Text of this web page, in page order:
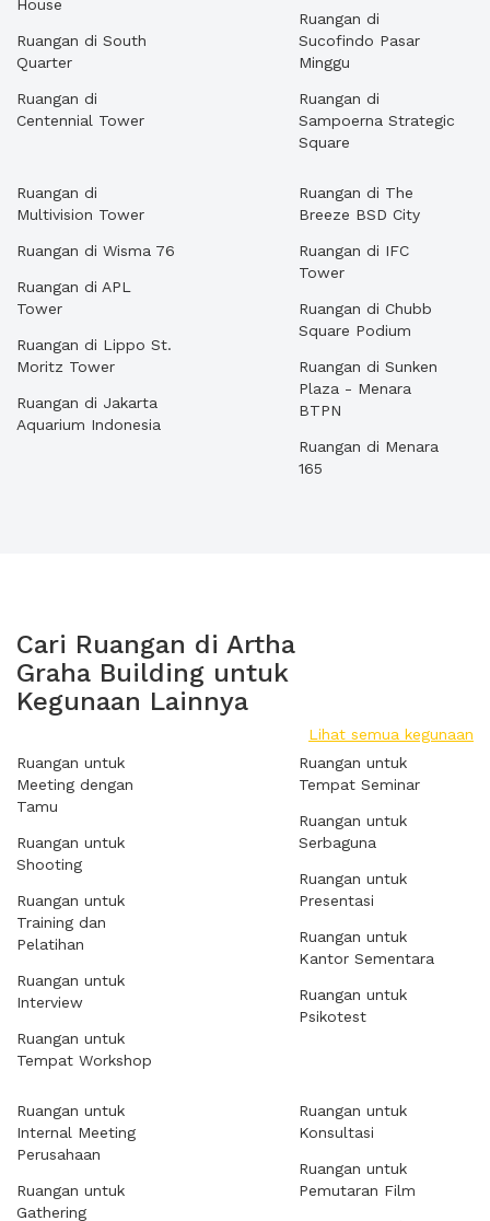
House
Ruangan di South
Quarter
Ruangan di
Centennial Tower
Ruangan di
Sucofindo Pasar
Minggu
Ruangan di
Sampoerna Strategic
Square
Ruangan di
Multivision Tower
Ruangan di Wisma 76
Ruangan di APL
Tower
Ruangan di Lippo St.
Moritz Tower
Ruangan di Jakarta
Aquarium Indonesia
Ruangan di The
Breeze BSD City
Ruangan di IFC
Tower
Ruangan di Chubb
Square Podium
Ruangan di Sunken
Plaza - Menara
BTPN
Ruangan di Menara
165
Cari Ruangan di Artha
Graha Building untuk
Kegunaan Lainnya
Lihat semua kegunaan
Ruangan untuk
Meeting dengan
Tamu
Ruangan untuk
Shooting
Ruangan untuk
Training dan
Pelatihan
Ruangan untuk
Interview
Ruangan untuk
Tempat Workshop
Ruangan untuk
Tempat Seminar
Ruangan untuk
Serbaguna
Ruangan untuk
Presentasi
Ruangan untuk
Kantor Sementara
Ruangan untuk
Psikotest
Ruangan untuk
Internal Meeting
Perusahaan
Ruangan untuk
Gathering
Ruangan untuk
Konsultasi
Ruangan untuk
Pemutaran Film